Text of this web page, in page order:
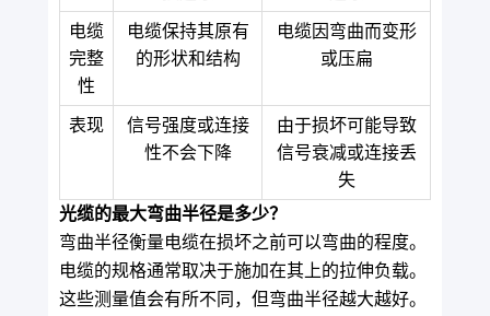
电缆
完整
性
电缆保持其原有
的形状和结构
电缆因弯曲而变形
或压扁
表现
信号强度或连接
性不会下降
由于损坏可能导致
信号衰减或连接丢
失
光缆的最大弯曲半径是多少？
弯曲半径衡量电缆在损坏之前可以弯曲的程度。
电缆的规格通常取决于施加在其上的拉伸负载。
这些测量值会有所不同，但弯曲半径越大越好。